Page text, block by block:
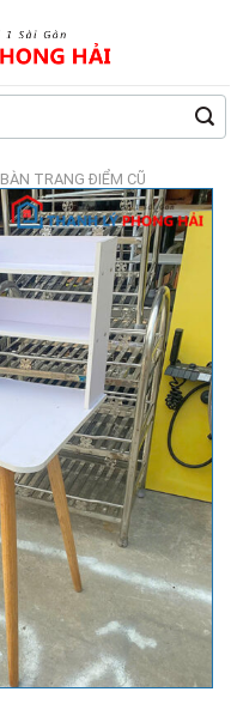
BÀN TRANG ĐIỂM CŨ